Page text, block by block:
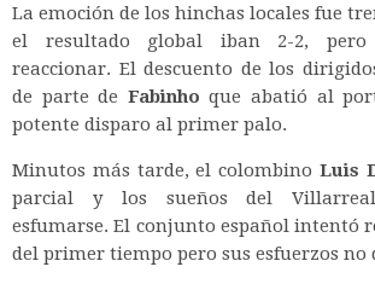
La emoción de los hinchas locales fue
el resultado global iban 2-2, pero
reaccionar. El descuento de los
de parte de Fabinho que abatió al
potente disparo al primer palo.
Minutos más tarde, el colombino Luis
parcial y los sueños del
esfumarse. El conjunto español intentó
del primer tiempo pero sus esfuerzos no